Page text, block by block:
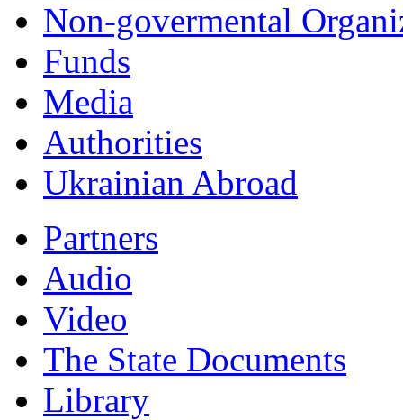
Non-govermental
Funds
Мedia
Authorities
Ukrainian Abroad
Partners
Audio
Video
The State Documents
Library